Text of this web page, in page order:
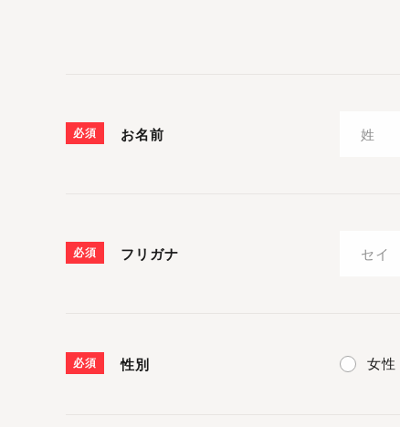
必須 お名前
必須 フリガナ
必須 性別 女性